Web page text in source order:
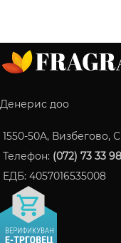
Денерис доо
1550-50A, Визбегово,
Телефон: (072) 73 33 98
ЕДБ: 4057016535008